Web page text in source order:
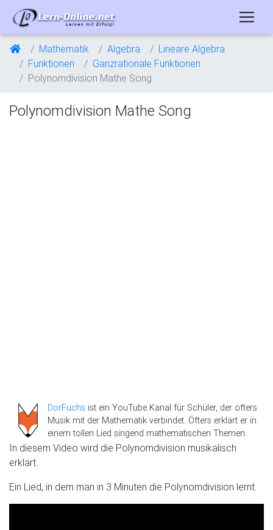
Mathematik Algebra
Lineare Algebra
Funktionen
Ganzrationale Funktionen
Polynomdivision Mathe Song
Polynomdivision Mathe Song
DorFuchs ist ein YouTube Kanal für Schüler, der öfters
Musik mit der Mathematik verbindet. Öfters erklärt er in
einem tollen Lied singend mathematischen Themen.
In diesem Video wird die Polynomdivision musikalisch
erklärt.
Ein Lied, in dem man in 3 Minuten die Polynomdivision lernt.